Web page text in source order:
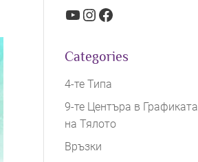
YouTube
Instagram
Facebook
Categories
4-те Типа
9-те Центъра в Графиката
на Тялото
Връзки